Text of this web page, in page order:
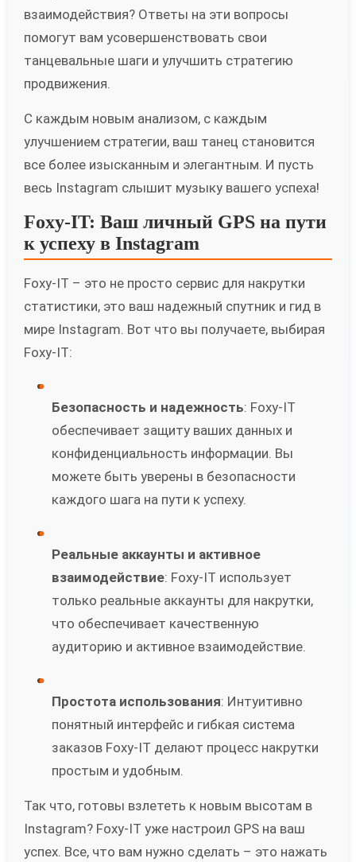
взаимодействия? Ответы на эти вопросы
помогут вам усовершенствовать свои
танцевальные шаги и улучшить стратегию
продвижения.
С каждым новым анализом, с каждым
улучшением стратегии, ваш танец становится
все более изысканным и элегантным. И пусть
весь Instagram слышит музыку вашего успеха!
Foxy-IT: Ваш личный GPS на пути
к успеху в Instagram
Foxy-IT – это не просто сервис для накрутки
статистики, это ваш надежный спутник и гид в
мире Instagram. Вот что вы получаете, выбирая
Foxy-IT:
Безопасность и надежность: Foxy-IT
обеспечивает защиту ваших данных и
конфиденциальность информации. Вы
можете быть уверены в безопасности
каждого шага на пути к успеху.
Реальные аккаунты и активное
взаимодействие: Foxy-IT использует
только реальные аккаунты для накрутки,
что обеспечивает качественную
аудиторию и активное взаимодействие.
Простота использования: Интуитивно
понятный интерфейс и гибкая система
заказов Foxy-IT делают процесс накрутки
простым и удобным.
Так что, готовы взлететь к новым высотам в
Instagram? Foxy-IT уже настроил GPS на ваш
успех. Все, что вам нужно сделать – это нажать